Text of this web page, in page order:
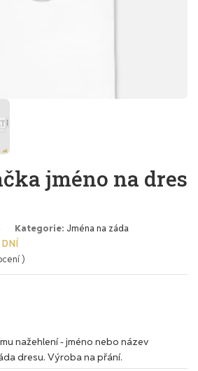
jméno na dres
Kategorie Jména na záda
)
nažehlení - jméno nebo název
dresu. Výroba na přání.